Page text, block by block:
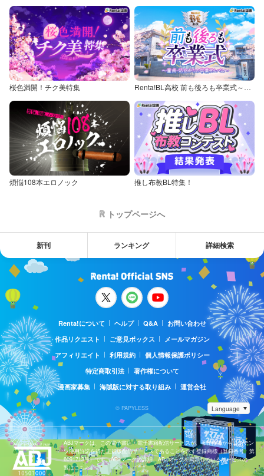
桜色満開！チク美特集 Renta!BL高校 前も後ろも卒業式～童貞・処女からの卒業アルバム～
煩悩108本エロノック 推し布教BL特集！
トップページへ
新刊 ランキング 詳細検索
Renta!について ヘルプ Q&A
お問い合わせ
作品リクエスト
ご意見ボックス
メールマガジン
アフィリエイト
利用規約
個人情報保護ポリシー
特定商取引法
著作権について
漫画家募集
海賊版に対する取り組み 運営会社
© PAPYLESS
ABJマークは、この電子書店・電子書籍配信サービスが、著作権者からコンテン
ツ使用許諾を得た正規版配信サービスであることを示す登録商標（登録番号 第
6091713号）です。ABJマークの詳細、ABJマークを掲示しているサービスの一
覧はこちら。